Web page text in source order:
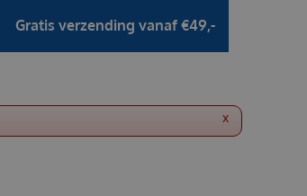
Gratis verzending vanaf €49,-
x